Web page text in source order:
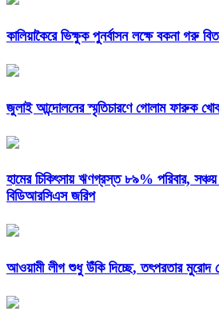
কালিয়াকৈরে ভিক্ষুক পুনর্বাসন লক্ষে বকনা গরু
জুলাই আন্দোলনের স্মৃতিচারণে গোলাম ফারুক
হামের চিকিৎসায় ঋণগ্রস্ত ৮৯% পরিবার,
বিডিআরসিএস জরিপ
আওয়ামী লীগ শুধু উঁকি দিচ্ছে, তৎপরতার মুরোদ